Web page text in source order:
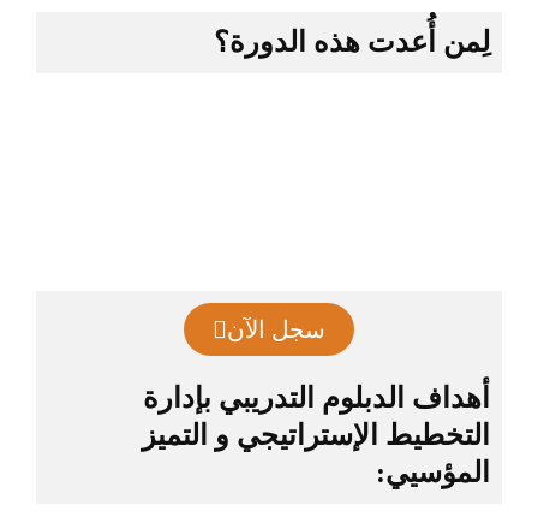
لِمن أُعدت هذه الدورة؟
سجل الآن
أهداف الدبلوم التدريبي بإدارة
التخطيط الإستراتيجي و التميز
المؤسيي: